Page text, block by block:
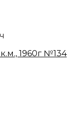
1960г №134